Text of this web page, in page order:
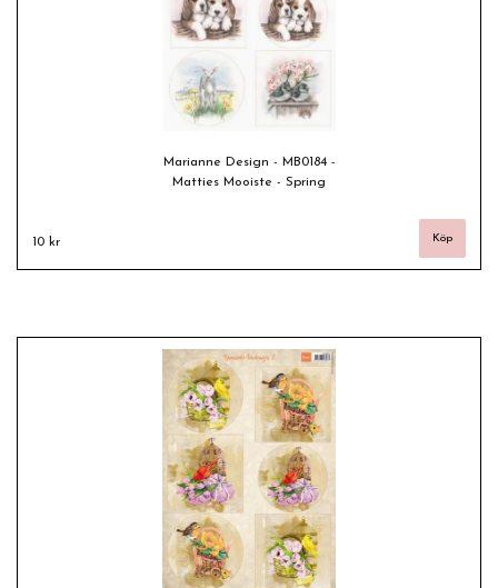
Marianne Design - MB0184 -
Matties Mooiste - Spring
10 kr